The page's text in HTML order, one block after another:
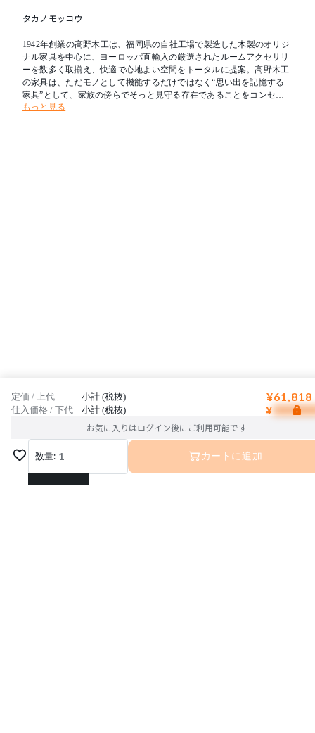
タカノモッコウ
1942年創業の高野木工は、福岡県の自社工場で製造した木製のオリジ
ナル家具を中心に、ヨーロッパ直輸入の厳選されたルームアクセサリ
ーを数多く取揃え、快適で心地よい空間をトータルに提案。高野木工
の家具は、ただモノとして機能するだけではなく“思い出を記憶する
家具”として、家族の傍らでそっと見守る存在であることをコンセプ
トにしています。
もっと見る
定価 / 上代 小計 (税抜) ¥61,818
仕入価格 / 下代 小計 (税抜) ¥
お気に入りはログイン後にご利用可能です
数量: 1
1
カートに追加